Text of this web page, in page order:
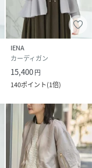
って見える場合が
より、若干製品
。
サイズ：フリー
イズ：フリー
イズ：フリー
IENA
カーディガン
15,400円
140ポイント(1倍)